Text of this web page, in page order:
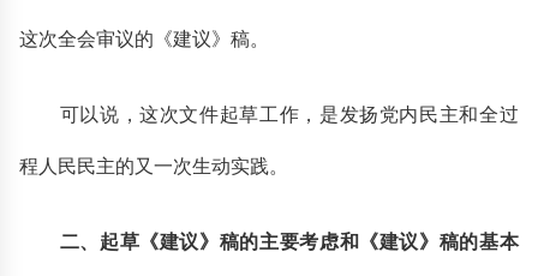
这次全会审议的《建议》稿。
可以说，这次文件起草工作，是发扬党内民主和全过
程人民民主的又一次生动实践。
二、起草《建议》稿的主要考虑和《建议》稿的基本